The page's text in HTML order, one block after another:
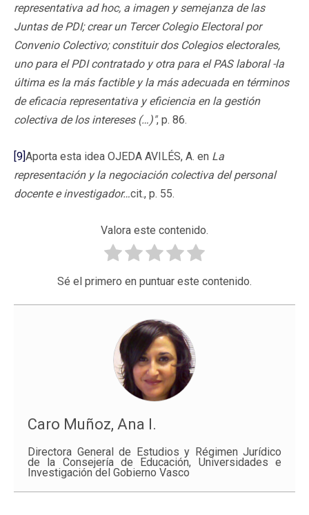
representativa ad hoc, a imagen y semejanza de las
Juntas de PDI; crear un Tercer Colegio Electoral por
Convenio Colectivo; constituir dos Colegios electorales,
uno para el PDI contratado y otra para el PAS laboral -la
última es la más factible y la más adecuada en términos
de eficacia representativa y eficiencia en la gestión
colectiva de los intereses (…)", p. 86.
[9]Aporta esta idea OJEDA AVILÉS, A. en La
representación y la negociación colectiva del personal
docente e investigador…cit., p. 55.
Valora este contenido.
Sé el primero en puntuar este contenido.
Caro Muñoz, Ana I.
Directora General de Estudios y Régimen Jurídico
de la Consejería de Educación, Universidades e
Investigación del Gobierno Vasco